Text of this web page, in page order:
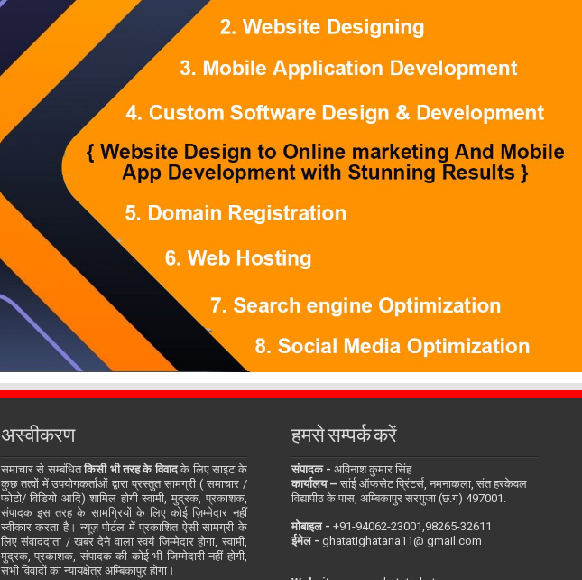
अस्वीकरण
समाचार से सम्बंधितकिसी भी तरह के विवादके लिए साइट के
कुछ तत्वों में उपयोगकर्ताओं द्वारा प्रस्तुत सामग्री ( समाचार /
फोटो/ विडियो आदि) शामिल होगी स्वामी, मुद्रक, प्रकाशक,
संपादक इस तरह के सामग्रियों के लिए कोई ज़िम्मेदार नहीं
स्वीकार करता है। न्यूज़ पोर्टल में प्रकाशित ऐसी सामग्री के
लिए संवाददाता / खबर देने वाला स्वयं जिम्मेदार होगा, स्वामी,
मुद्रक, प्रकाशक, संपादक की कोई भी जिम्मेदारी नहीं होगी,
सभी विवादों का न्यायक्षेत्र अम्बिकापुर होगा।
हमसे सम्पर्क करें
संपादक -अविनाश कुमार सिंह
कार्यालय –सांई ऑफसेट प्रिंटर्स, नमनाकला, संत हरकेवल
विद्यापीठ के पास, अम्बिकापुर सरगुजा (छ.ग) 497001.
मोबाइल - ‪+91-94062-23001‬,98265-32611
ईमेल -ghatatighatana11@ gmail.com